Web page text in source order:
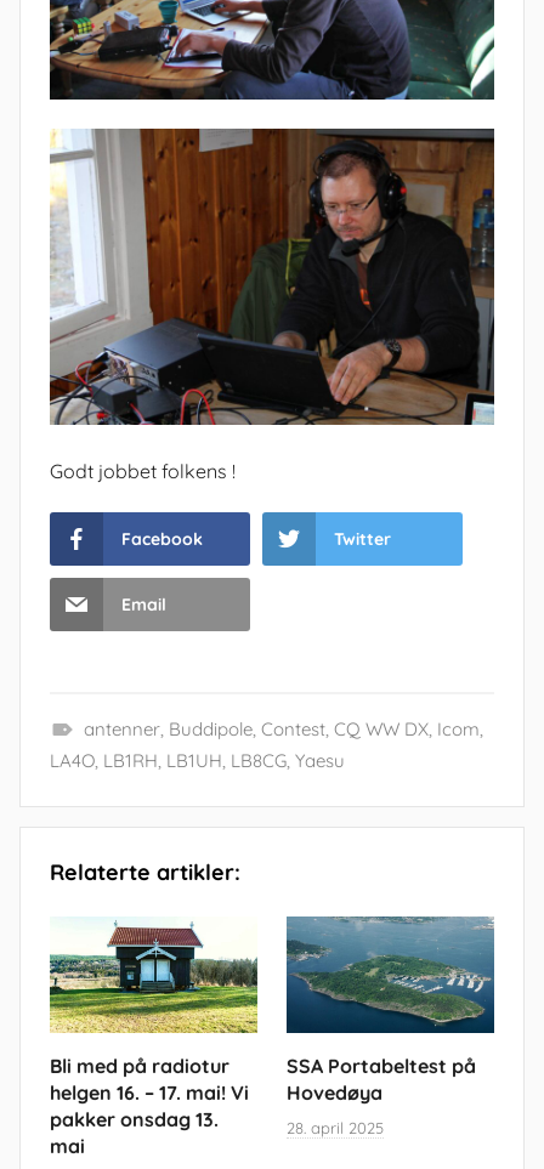
Godt jobbet folkens !
Facebook Twitter
Email
antenner, Buddipole, Contest, CQ WW DX, Icom,
LA4O, LB1RH, LB1UH, LB8CG, Yaesu
Relaterte artikler:
Bli med på radiotur
helgen 16. – 17. mai! Vi
pakker onsdag 13.
mai
SSA Portabeltest på
Hovedøya
28. april 2025